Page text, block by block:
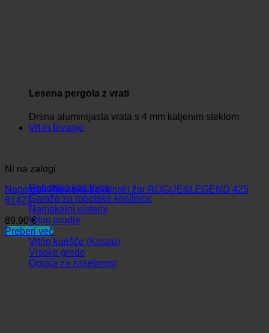
Lesena pergola z vrati
Drsna aluminijasta vrata s 4 mm kaljenim steklom
Vrt in bivanje
Robotske kosilnice
Garaže za robotske kosilnice
Namakalni sistemi
Vrtno orodje
Žari
Vrtno kurišče (Kmalu)
Visoke grede
Ograja za zasebnost
Ni na zalogi
Napoleon Prevleka za plinski žar ROGUE&LEGEND 425
61427
89,90€
Preberi več